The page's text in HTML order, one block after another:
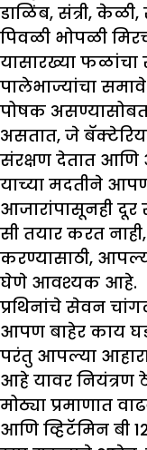
डाळिंब, संत्री, केळी,
पिवळी भोपळी
यासारख्या फळांचा
पालेभाज्यांचा
पोषक
असतात, जे
संरक्षण देतात
याच्या मदतीने
आजारांपासूनही दूर
सी तयार करत
करण्यासाठी,
घेणे आवश्यक आहे.
प्रथिनांचे सेवन
आपण बाहेर काय
परंतु आपल्या
आहे यावर नियंत्रण
मोठ्या प्रमाणात
आणि व्हिटॅमिन बी